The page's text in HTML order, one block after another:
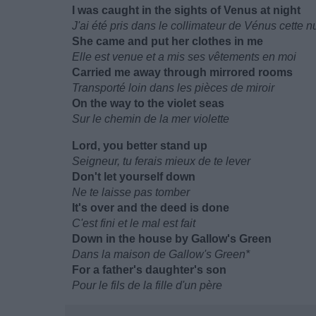
I was caught in the sights of Venus at night
J'ai été pris dans le collimateur de Vénus cette
She came and put her clothes in me
Elle est venue et a mis ses vêtements en moi
Carried me away through mirrored rooms
Transporté loin dans les pièces de miroir
On the way to the violet seas
Sur le chemin de la mer violette
Lord, you better stand up
Seigneur, tu ferais mieux de te lever
Don't let yourself down
Ne te laisse pas tomber
It's over and the deed is done
C'est fini et le mal est fait
Down in the house by Gallow's Green
Dans la maison de Gallow's Green*
For a father's daughter's son
Pour le fils de la fille d'un père